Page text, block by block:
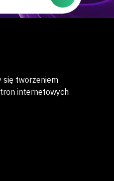
się tworzeniem
internetowych